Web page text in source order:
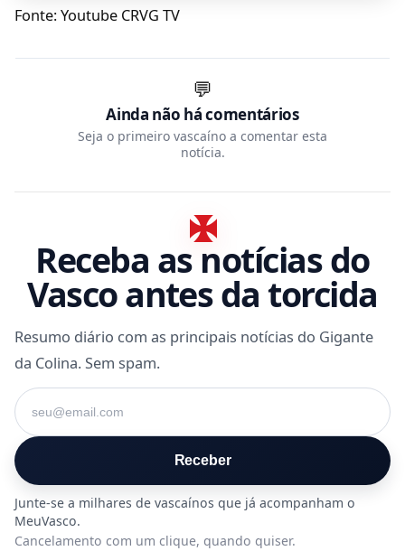
Fonte: Youtube CRVG TV
💬
Ainda não há comentários
Seja o primeiro vascaíno a comentar esta
notícia.
Receba as notícias do
Vasco antes da torcida
Resumo diário com as principais notícias do Gigante
da Colina. Sem spam.
Seu e-mail
Receber
Cancelamento com um clique, quando quiser.